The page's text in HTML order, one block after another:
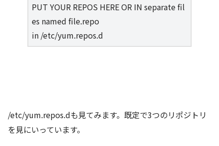
PUT YOUR REPOS HERE OR IN separate fil
es named file.repo
in /etc/yum.repos.d
/etc/yum.repos.dも見てみます。既定で3つのリポジトリ
を見にいっています。